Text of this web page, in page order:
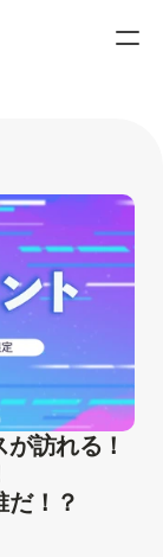
訪れる！
！？